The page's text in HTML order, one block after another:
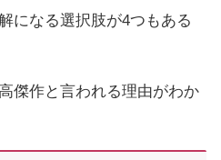
になる選択肢が4つもある
傑作と言われる理由がわか